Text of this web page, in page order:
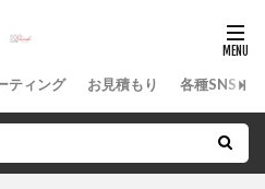
ティング お見積もり 各種SNS
沖縄県
沖縄市